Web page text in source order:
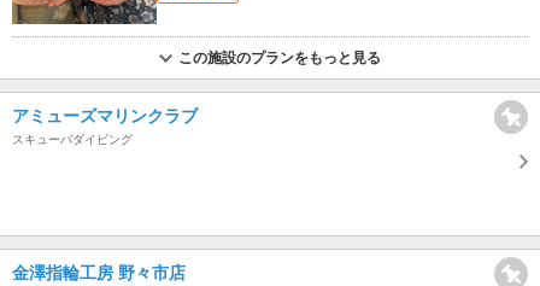
この施設のプランをもっと見る
アミューズマリンクラブ
スキューバダイビング
金澤指輪工房 野々市店